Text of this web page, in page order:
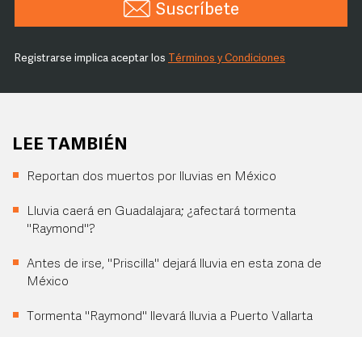
Suscríbete
Registrarse implica aceptar los Términos y Condiciones
LEE TAMBIÉN
Reportan dos muertos por lluvias en México
Lluvia caerá en Guadalajara; ¿afectará tormenta
"Raymond"?
Antes de irse, "Priscilla" dejará lluvia en esta zona de
México
Tormenta "Raymond" llevará lluvia a Puerto Vallarta